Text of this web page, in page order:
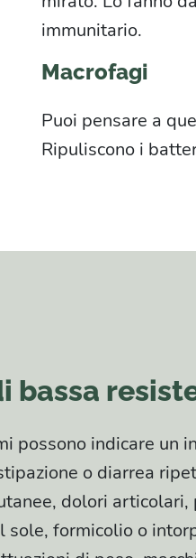
immunitario.
Macrofagi
Puoi pensare a
Ripuliscono i
bassa
possono indicare un
o diarrea
dolori
sole, formicolio o